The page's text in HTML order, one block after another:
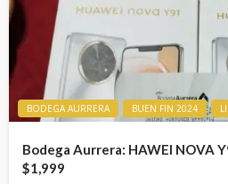
BODEGA AURRERA BUEN FIN 2024
Bodega Aurrera: HAWEI NOVA
$1,999